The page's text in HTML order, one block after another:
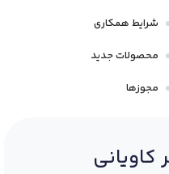
شرایط همکاری
محصولات جدید
مجوزها
کاویانی